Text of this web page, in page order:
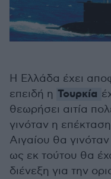
Η Ελλάδα έχει
επειδή η Τουρκία
θεωρήσει αιτία
γινόταν η
Αιγαίου θα
ως εκ τούτου θα
διένεξη για την